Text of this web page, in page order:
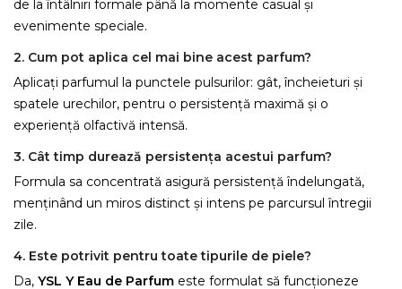
de la întâlniri formale până la momente casual și
evenimente speciale.
2. Cum pot aplica cel mai bine acest parfum?
Aplicați parfumul la punctele pulsurilor: gât, încheieturi și
spatele urechilor, pentru o persistență maximă și o
experiență olfactivă intensă.
3. Cât timp durează persistența acestui parfum?
Formula sa concentrată asigură persistență îndelungată,
menținând un miros distinct și intens pe parcursul întregii
zile.
4. Este potrivit pentru toate tipurile de piele?
Da, YSL Y Eau de Parfum este formulat să funcționeze